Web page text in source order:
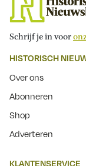
Schrijf je in voor
HISTORISCH
Over ons
Abonneren
Shop
Adverteren
KLANTENSERVICE